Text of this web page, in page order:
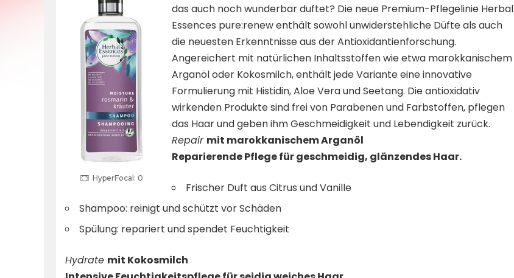
HyperFocal: 0
das auch noch wunderbar duftet? Die neue Premium-Pflegelinie Herbal
Essences pure:renew enthält sowohl unwiderstehliche Düfte als auch
die neuesten Erkenntnisse aus der Antioxidantienforschung.
Angereichert mit natürlichen Inhaltsstoffen wie etwa marokkanischem
Arganöl oder Kokosmilch, enthält jede Variante eine innovative
Formulierung mit Histidin, Aloe Vera und Seetang. Die antioxidativ
wirkenden Produkte sind frei von Parabenen und Farbstoffen, pflegen
das Haar und geben ihm Geschmeidigkeit und Lebendigkeit zurück.
Repair mit marokkanischem Arganöl
Reparierende Pflege für geschmeidig, glänzendes Haar.
Frischer Duft aus Citrus und Vanille
Shampoo: reinigt und schützt vor Schäden
Spülung: repariert und spendet Feuchtigkeit
Hydrate mit Kokosmilch